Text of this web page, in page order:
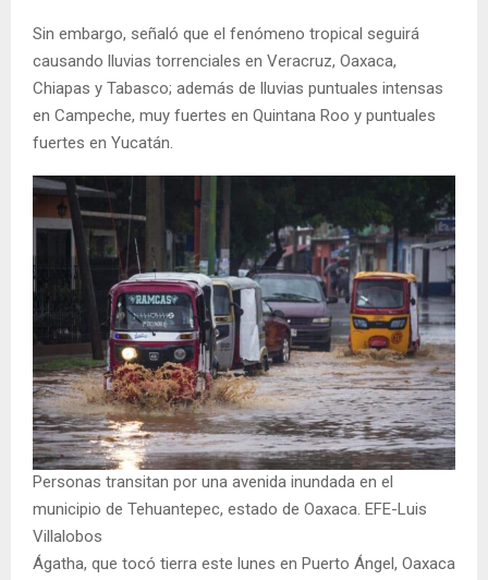
Sin embargo, señaló que el fenómeno tropical seguirá
causando lluvias torrenciales en Veracruz, Oaxaca,
Chiapas y Tabasco; además de lluvias puntuales intensas
en Campeche, muy fuertes en Quintana Roo y puntuales
fuertes en Yucatán.
Personas transitan por una avenida inundada en el
municipio de Tehuantepec, estado de Oaxaca. EFE-Luis
Villalobos
Ágatha, que tocó tierra este lunes en Puerto Ángel, Oaxaca